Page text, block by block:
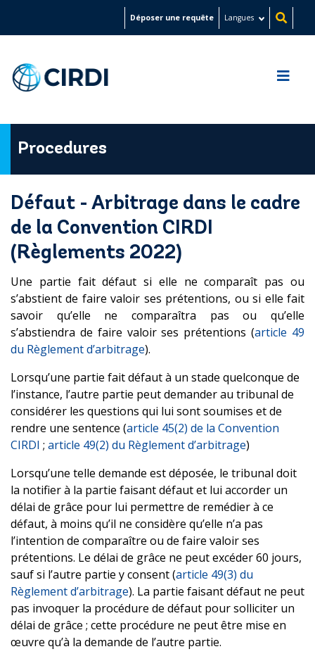
Déposer une requête Langues
Procedures
Défaut - Arbitrage dans le cadre
de la Convention CIRDI
(Règlements 2022)
Une partie fait défaut si elle ne comparaît pas ou
s’abstient de faire valoir ses prétentions, ou si elle fait
savoir qu’elle ne comparaîtra pas ou qu’elle
s’abstiendra de faire valoir ses prétentions (article 49
du Règlement d’arbitrage).
Lorsqu’une partie fait défaut à un stade quelconque de
l’instance, l’autre partie peut demander au tribunal de
considérer les questions qui lui sont soumises et de
rendre une sentence (article 45(2) de la Convention
CIRDI ; article 49(2) du Règlement d’arbitrage)
Lorsqu’une telle demande est déposée, le tribunal doit
la notifier à la partie faisant défaut et lui accorder un
délai de grâce pour lui permettre de remédier à ce
défaut, à moins qu’il ne considère qu’elle n’a pas
l’intention de comparaître ou de faire valoir ses
prétentions. Le délai de grâce ne peut excéder 60 jours,
sauf si l’autre partie y consent (article 49(3) du
Règlement d’arbitrage). La partie faisant défaut ne peut
pas invoquer la procédure de défaut pour solliciter un
délai de grâce ; cette procédure ne peut être mise en
œuvre qu’à la demande de l’autre partie.